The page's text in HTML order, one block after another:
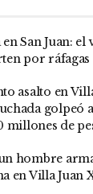
San Juan:
por ráfagas
asalto en
golpeó
millones de
hombre
en Villa Juan